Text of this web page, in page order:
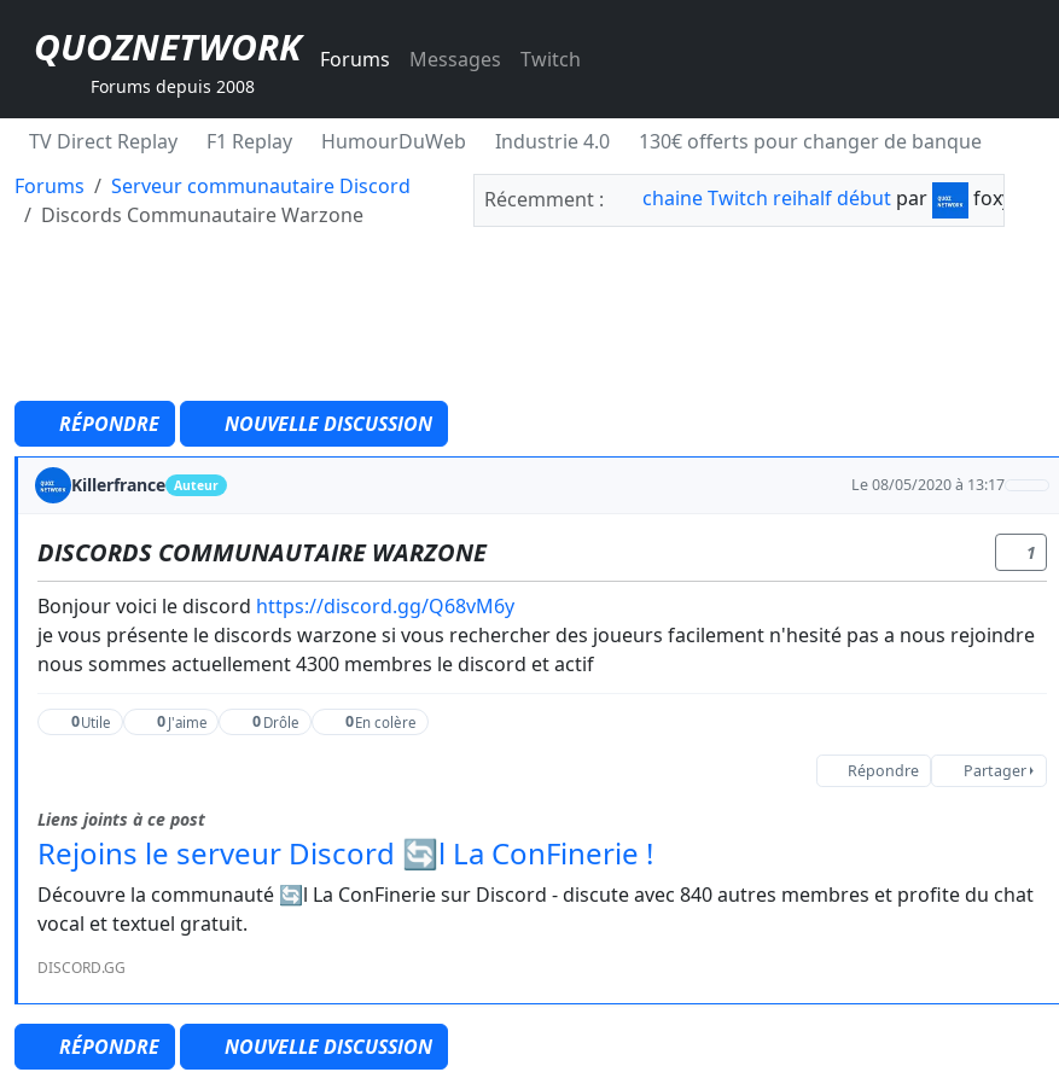
QUOZNETWORK
Forums depuis 2008
Forums Messages Twitch
TV Direct Replay F1 Replay HumourDuWeb Industrie 4.0
130€ offerts pour changer de banque
Forums
Serveur communautaire Discord
Discords Communautaire Warzone
Récemment : chaine Twitch reihalf début par foxylabnyy
RÉPONDRE NOUVELLE DISCUSSION
Killerfrance Auteur Le 08/05/2020 à 13:17
DISCORDS COMMUNAUTAIRE WARZONE 1
Bonjour voici le discord https://discord.gg/Q68vM6y
je vous présente le discords warzone si vous rechercher des joueurs facilement n'hesité pas a nous rejoindre
nous sommes actuellement 4300 membres le discord et actif
0Utile 0 J'aime 0 Drôle 0En colère
Répondre Partager
Liens joints à ce post
Rejoins le serveur Discord 🔄l La ConFinerie !
Découvre la communauté 🔄l La ConFinerie sur Discord - discute avec 840 autres membres et profite du chat
vocal et textuel gratuit.
DISCORD.GG
RÉPONDRE NOUVELLE DISCUSSION